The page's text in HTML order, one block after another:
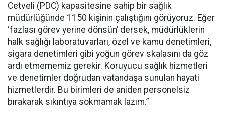
Cetveli (PDC) kapasitesine sahip bir sağlık
müdürlüğünde 1150 kişinin çalıştığını görüyoruz. Eğer
‘fazlası görev yerine dönsün’ dersek, müdürlüklerin
halk sağlığı laboratuvarları, özel ve kamu denetimleri,
sigara denetimleri gibi yoğun görev skalasını da göz
ardı etmememiz gerekir. Koruyucu sağlık hizmetleri
ve denetimler doğrudan vatandaşa sunulan hayati
hizmetlerdir. Bu birimleri de aniden personelsiz
bırakarak sıkıntıya sokmamak lazım.”